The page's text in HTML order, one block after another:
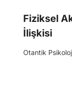
Fiziksel
İlişkisi
Otantik